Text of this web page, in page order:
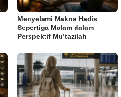
Menyelami Makna Hadis
Sepertiga Malam dalam
Perspektif Mu’tazilah